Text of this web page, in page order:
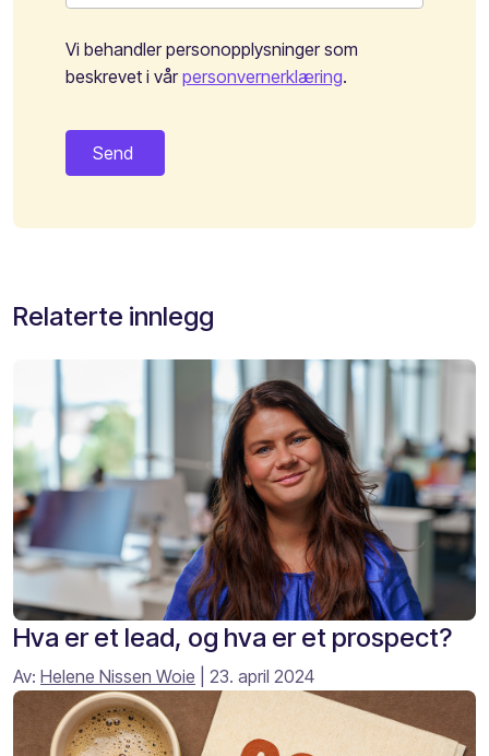
Vi behandler personopplysninger som
beskrevet i vårpersonvernerklæring.
Relaterte innlegg
Hva er et lead, og hva er et prospect?
Av: Helene Nissen Woie | 23. april 2024